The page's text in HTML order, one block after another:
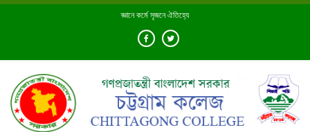
Skip
জ্ঞানে কর্মে সৃজনে ঐতিহ্যে